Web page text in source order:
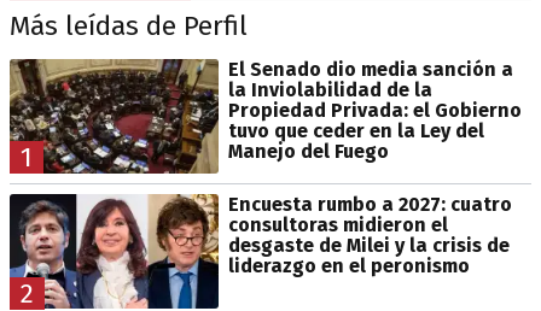
Más leídas de Perfil
1
El Senado dio media sanción a
la Inviolabilidad de la
Propiedad Privada: el Gobierno
tuvo que ceder en la Ley del
Manejo del Fuego
2
Encuesta rumbo a 2027: cuatro
consultoras midieron el
desgaste de Milei y la crisis de
liderazgo en el peronismo